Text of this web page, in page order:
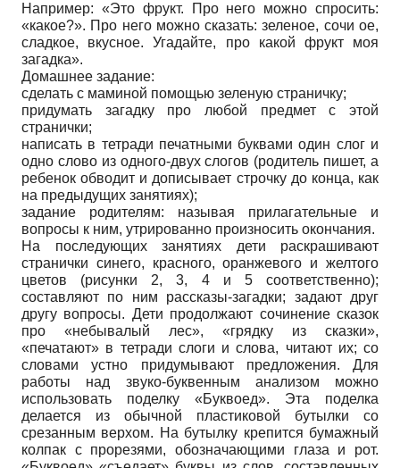
Например: «Это фрукт. Про него можно спросить:
«какое?». Про него можно сказать: зеленое, сочи ое,
сладкое, вкусное. Угадайте, про какой фрукт моя
загадка».
Домашнее задание:
сделать с маминой помощью зеленую страничку;
придумать загадку про любой предмет с этой
странички;
написать в тетради печатными буквами один слог и
одно слово из одного-двух слогов (родитель пишет, а
ребенок обводит и дописывает строчку до конца, как
на предыдущих занятиях);
задание родителям: называя прилагательные и
вопросы к ним, утрированно произносить окончания.
На последующих занятиях дети раскрашивают
странички синего, красного, оранжевого и желтого
цветов (рисунки 2, 3, 4 и 5 соответственно);
составляют по ним рассказы-загадки; задают друг
другу вопросы. Дети продолжают сочинение сказок
про «небывалый лес», «грядку из сказки»,
«печатают» в тетради слоги и слова, читают их; со
словами устно придумывают предложения. Для
работы над звуко-буквенным анализом можно
использовать поделку «Буквоед». Эта поделка
делается из обычной пластиковой бутылки со
срезанным верхом. На бутылку крепится бумажный
колпак с прорезями, обозначающими глаза и рот.